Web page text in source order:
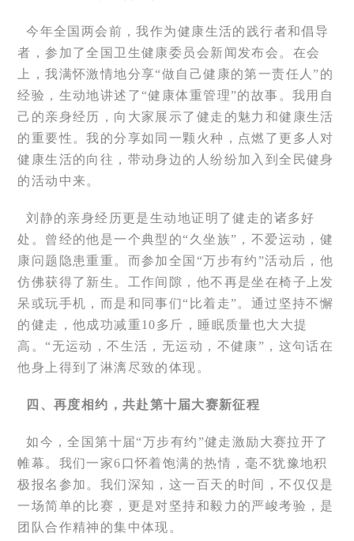
今年全国两会前，我作为健康生活的践行者和倡导
者，参加了全国卫生健康委员会新闻发布会。在会
上，我满怀激情地分享“做自己健康的第一责任人”的
经验，生动地讲述了“健康体重管理”的故事。我用自
己的亲身经历，向大家展示了健走的魅力和健康生活
的重要性。我的分享如同一颗火种，点燃了更多人对
健康生活的向往，带动身边的人纷纷加入到全民健身
的活动中来。
刘静的亲身经历更是生动地证明了健走的诸多好
处。曾经的他是一个典型的“久坐族”，不爱运动，健
康问题隐患重重。而参加全国“万步有约”活动后，他
仿佛获得了新生。工作间隙，他不再是坐在椅子上发
呆或玩手机，而是和同事们“比着走”。通过坚持不懈
的健走，他成功减重10多斤，睡眠质量也大大提
高。“无运动，不生活，无运动，不健康”，这句话在
他身上得到了淋漓尽致的体现。
四、再度相约，共赴第十届大赛新征程
如今，全国第十届“万步有约”健走激励大赛拉开了
帷幕。我们一家6口怀着饱满的热情，毫不犹豫地积
极报名参加。我们深知，这一百天的时间，不仅仅是
一场简单的比赛，更是对坚持和毅力的严峻考验，是
团队合作精神的集中体现。